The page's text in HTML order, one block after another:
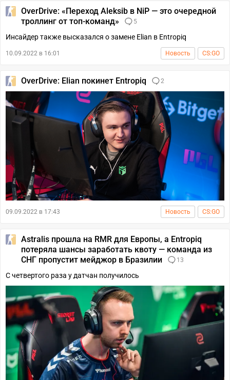
OverDrive: «Переход Aleksib в NiP — это очередной
троллинг от топ-команд»
5
Инсайдер также высказался о замене Elian в Entropiq
10.09.2022 в 16:01 Новость CS:GO
OverDrive: Elian покинет Entropiq 2
09.09.2022 в 17:43 Новость CS:GO
Astralis прошла на RMR для Европы, а Entropiq
потеряла шансы заработать квоту — команда из
СНГ пропустит мейджор в Бразилии
13
С четвертого раза у датчан получилось